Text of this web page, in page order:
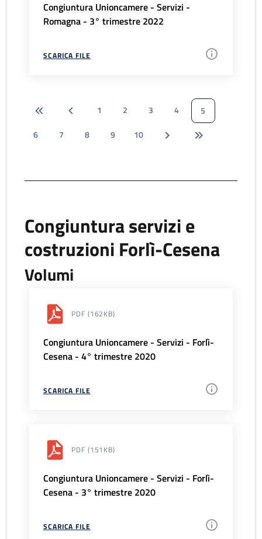
Congiuntura Unioncamere - Servizi -
Romagna - 3° trimestre 2022
SCARICA FILE
1 2 3 4
5
6
7 8 9 10
Congiuntura servizi e
costruzioni Forlì-Cesena
Volumi
PDF (162KB)
Congiuntura Unioncamere - Servizi - Forlì-
Cesena - 4° trimestre 2020
SCARICA FILE
PDF (151KB)
Congiuntura Unioncamere - Servizi - Forlì-
Cesena - 3° trimestre 2020
SCARICA FILE